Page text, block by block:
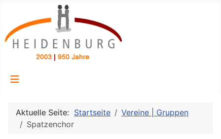
Aktuelle Seite: Startseite
Vereine | Gruppen
Spatzenchor